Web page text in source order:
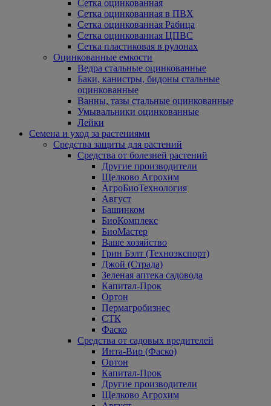
Сетка оцинкованная
Сетка оцинкованная в ПВХ
Сетка оцинкованная Рабица
Сетка оцинкованная ЦПВС
Сетка пластиковая в рулонах
Оцинкованные емкости
Ведра стальные оцинкованные
Баки, канистры, бидоны стальные
оцинкованные
Ванны, тазы стальные оцинкованные
Умывальники оцинкованные
Лейки
Семена и уход за растениями
Средства защиты для растений
Средства от болезней растений
Другие производители
Щелково Агрохим
АгроБиоТехнология
Август
Башинком
БиоКомплекс
БиоМастер
Ваше хозяйство
Грин Бэлт (Техноэкспорт)
Джой (Страда)
Зеленая аптека садовода
Капитал-Прок
Ортон
Пермагробизнес
СТК
Фаско
Средства от садовых вредителей
Инта-Вир (Фаско)
Ортон
Капитал-Прок
Другие производители
Щелково Агрохим